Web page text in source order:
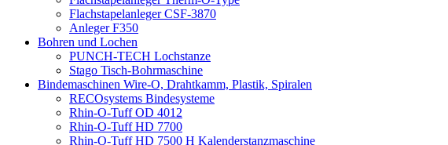
Flachstapelanleger CSF-3870
Anleger F350
Bohren und Lochen
PUNCH-TECH Lochstanze
Stago Tisch-Bohrmaschine
Bindemaschinen Wire-O, Drahtkamm, Plastik, Spiralen
RECOsystems Bindesysteme
Rhin-O-Tuff OD 4012
Rhin-O-Tuff HD 7700
Rhin-O-Tuff HD 7500 H Kalenderstanzmaschine